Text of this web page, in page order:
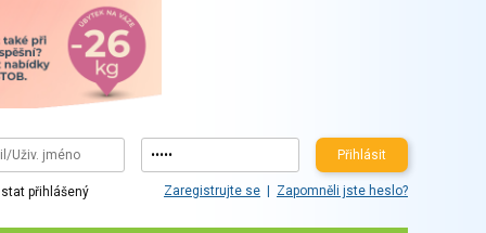
Přihlásit
přihlášený Zaregistrujte se Zapomněli jste heslo?